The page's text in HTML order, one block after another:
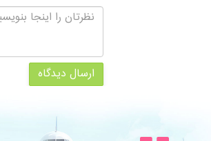
ارسال دیدگاه